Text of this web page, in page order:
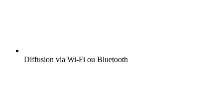
Diffusion via Wi-Fi ou Bluetooth